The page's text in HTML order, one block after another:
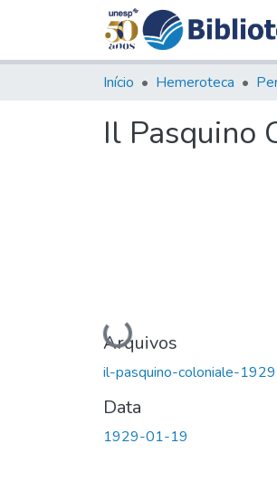
Início Hemeroteca
Il Pasquino
Carregando...
Arquivos
il-pasquino-coloniale-
Data
1929-01-19